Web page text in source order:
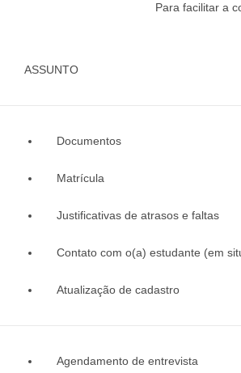
Para facilitar a
ASSUNTO
Documentos
Matrícula
Justificativas de atrasos e faltas
Contato com o(a) estudante (em
Atualização de cadastro
Agendamento de entrevista